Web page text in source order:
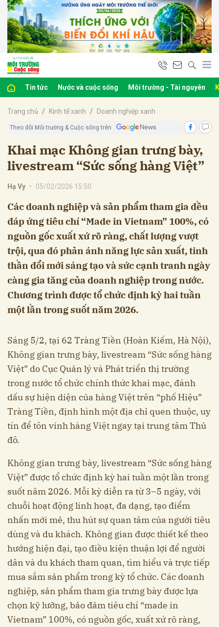
Tin tức Nước và cuộc sống Môi trường - Tài nguyên
Trang chủ Kinh tế xanh Doanh nghiệp xanh
Theo dõi Môi trường & Cuộc sống trên
Khai mạc Không gian trưng bày,
livestream “Sức sống hàng Việt”
Hạ Vy • 05/02/2026 15:50
Các doanh nghiệp và sản phẩm tham gia đều
đáp ứng tiêu chí “Made in Vietnam” 100%, có
nguồn gốc xuất xứ rõ ràng, chất lượng vượt
trội, qua đó phản ánh năng lực sản xuất, tinh
thần đổi mới sáng tạo và sức cạnh tranh ngày
càng gia tăng của doanh nghiệp trong nước.
Chương trình được tổ chức định kỳ hai tuần
một lần trong suốt năm 2026.
Sáng 5/2, tại 62 Tràng Tiền (Hoàn Kiếm, Hà Nội),
Không gian trưng bày, livestream “Sức sống hàng
Việt” do Cục Quản lý và Phát triển thị trường
trong nước tổ chức chính thức khai mạc, đánh
dấu sự hiện diện của hàng Việt trên “phố Hiệu”
Tràng Tiền, định hình một địa chỉ quen thuộc, uy
tín để tôn vinh hàng Việt ngay tại trung tâm Thủ
đô.
Không gian trưng bày, livestream “Sức sống hàng
Việt” được tổ chức định kỳ hai tuần một lần trong
suốt năm 2026. Mỗi kỳ diễn ra từ 3–5 ngày, với
chuỗi hoạt động linh hoạt, đa dạng, tạo điểm
nhấn mới mẻ, thu hút sự quan tâm của người tiêu
dùng và du khách. Không gian được thiết kế theo
hướng hiện đại, tạo điều kiện thuận lợi để người
dân và du khách tham quan, tìm hiểu và trực tiếp
mua sắm sản phẩm trong kỳ tổ chức. Các doanh
nghiệp, sản phẩm tham gia trưng bày được lựa
chọn kỹ lưỡng, bảo đảm tiêu chí “made in
Vietnam” 100%, có nguồn gốc, xuất xứ rõ ràng,
luận
Hủy